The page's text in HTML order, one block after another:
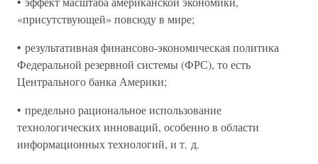
«присутствующей» повсюду в мире;
• результативная финансово-экономическая политика
Федеральной резервной системы (ФРС), то есть
Центрального банка Америки;
• предельно рациональное использование
технологических инноваций, особенно в области
информационных технологий, и т. д.